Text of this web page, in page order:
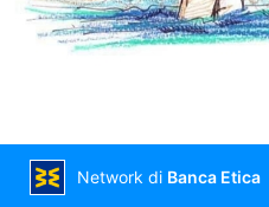
Network di Banca Etica